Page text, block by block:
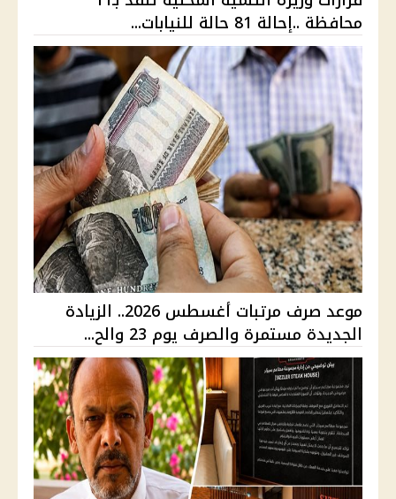
محافظة ..إحالة 81 حالة للنيابات...
موعد صرف مرتبات أغسطس 2026.. الزيادة
الجديدة مستمرة والصرف يوم 23 والح...